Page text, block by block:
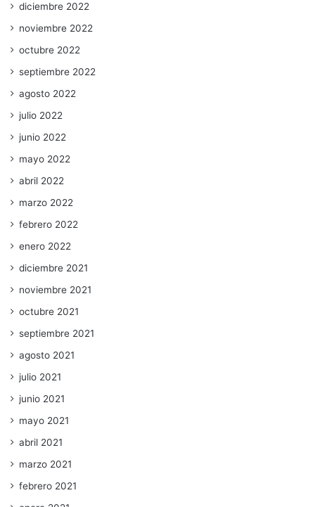
diciembre 2022
noviembre 2022
octubre 2022
septiembre 2022
agosto 2022
julio 2022
junio 2022
mayo 2022
abril 2022
marzo 2022
febrero 2022
enero 2022
diciembre 2021
noviembre 2021
octubre 2021
septiembre 2021
agosto 2021
julio 2021
junio 2021
mayo 2021
abril 2021
marzo 2021
febrero 2021